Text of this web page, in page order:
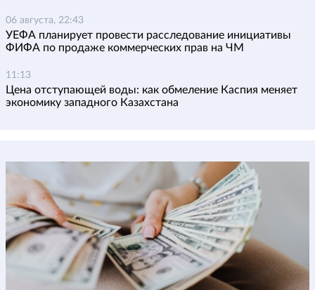
06 августа, 22:43
УЕФА планирует провести расследование инициативы
ФИФА по продаже коммерческих прав на ЧМ
11:13
Цена отступающей воды: как обмеление Каспия меняет
экономику западного Казахстана